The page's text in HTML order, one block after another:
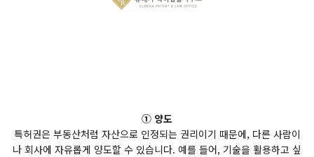
① 양도
특허권은 부동산처럼 자산으로 인정되는 권리이기 때문에, 다른 사람이
나 회사에 자유롭게 양도할 수 있습니다. 예를 들어, 기술을 활용하고 싶